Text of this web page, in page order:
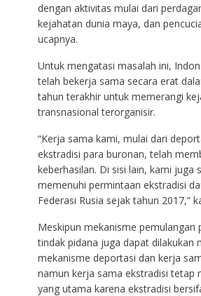
dengan aktivitas mulai dari
kejahatan dunia maya, dan
ucapnya.
Untuk mengatasi masalah ini,
telah bekerja sama secara erat
tahun terakhir untuk memerangi
transnasional terorganisir.
“Kerja sama kami, mulai dari
ekstradisi para buronan, telah
keberhasilan. Di sisi lain, kami juga
memenuhi permintaan ekstradisi
Federasi Rusia sejak tahun 2017,”
Meskipun mekanisme pemulangan
tindak pidana juga dapat dilakukan
mekanisme deportasi dan kerja
namun kerja sama ekstradisi tetap
yang utama karena ekstradisi